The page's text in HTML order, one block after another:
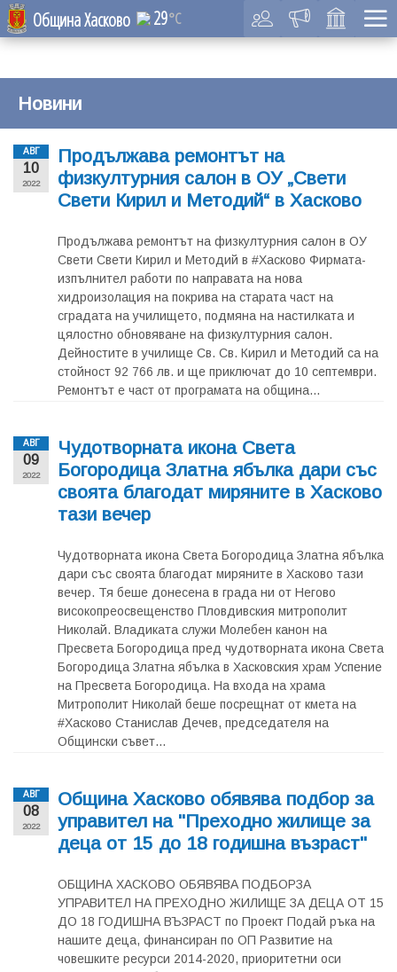
Община Хасково 29°C
Новини
АВГ
10
2022
Продължава ремонтът на
физкултурния салон в ОУ „Свети
Свети Кирил и Методий“ в Хасково
Продължава ремонтът на физкултурния салон в ОУ
Свети Свети Кирил и Методий в #Хасково Фирмата-
изпълнител работи по направата на нова
хидроизолация на покрива на старата част на
сградата на училището, подмяна на настилката и
цялостно обновяване на физкултурния салон.
Дейностите в училище Св. Св. Кирил и Методий са на
стойност 92 766 лв. и ще приключат до 10 септември.
Ремонтът е част от програмата на община...
АВГ
09
2022
Чудотворната икона Света
Богородица Златна ябълка дари със
своята благодат миряните в Хасково
тази вечер
Чудотворната икона Света Богородица Златна ябълка
дари със своята благодат миряните в Хасково тази
вечер. Тя беше донесена в града ни от Негово
високопреосвещенство Пловдивския митрополит
Николай. Владиката служи Молебен канон на
Пресвета Богородица пред чудотворната икона Света
Богородица Златна ябълка в Хасковския храм Успение
на Пресвета Богородица. На входа на храма
Митрополит Николай беше посрещнат от кмета на
#Хасково Станислав Дечев, председателя на
Общински съвет...
АВГ
08
2022
Община Хасково обявява подбор за
управител на "Преходно жилище за
деца от 15 до 18 годишна възраст"
ОБЩИНА ХАСКОВО ОБЯВЯВА ПОДБОРЗА
УПРАВИТЕЛ НА ПРЕХОДНО ЖИЛИЩЕ ЗА ДЕЦА ОТ 15
ДО 18 ГОДИШНА ВЪЗРАСТ по Проект Подай ръка на
нашите деца, финансиран по ОП Развитие на
човешките ресурси 2014-2020, приоритетни оси